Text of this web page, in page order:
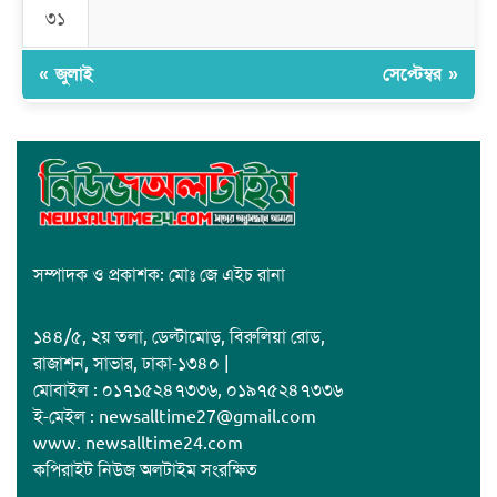
৩১
« জুলাই সেপ্টেম্বর »
সম্পাদক ও প্রকাশক: মোঃ জে এইচ রানা
১৪৪/৫, ২য় তলা, ডেল্টামোড়, বিরুলিয়া রোড,
রাজাশন, সাভার, ঢাকা-১৩৪০ |
মোবাইল : ০১৭১৫২৪৭৩৩৬, ০১৯৭৫২৪৭৩৩৬
ই-মেইল : newsalltime27@gmail.com
www. newsalltime24.com
কপিরাইট নিউজ অলটাইম সংরক্ষিত